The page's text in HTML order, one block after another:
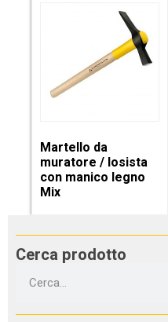
Martello da
muratore / losista
con manico legno
Mix
Cerca prodotto